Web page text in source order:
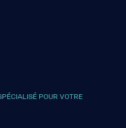
POUR VOTRE